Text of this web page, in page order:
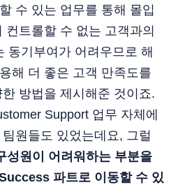
수 있는 업무를 통해 몰입
컨트롤할 수 없는 고객과의
동기부여가 어려우므로 해
해 더 좋은 고객 만족도를
방법을 제시해준 것이죠.
Support 업무 자체에
원들도 있었는데요, 그럴
성원이 어려워하는 부분을
파트로 이동할 수 있